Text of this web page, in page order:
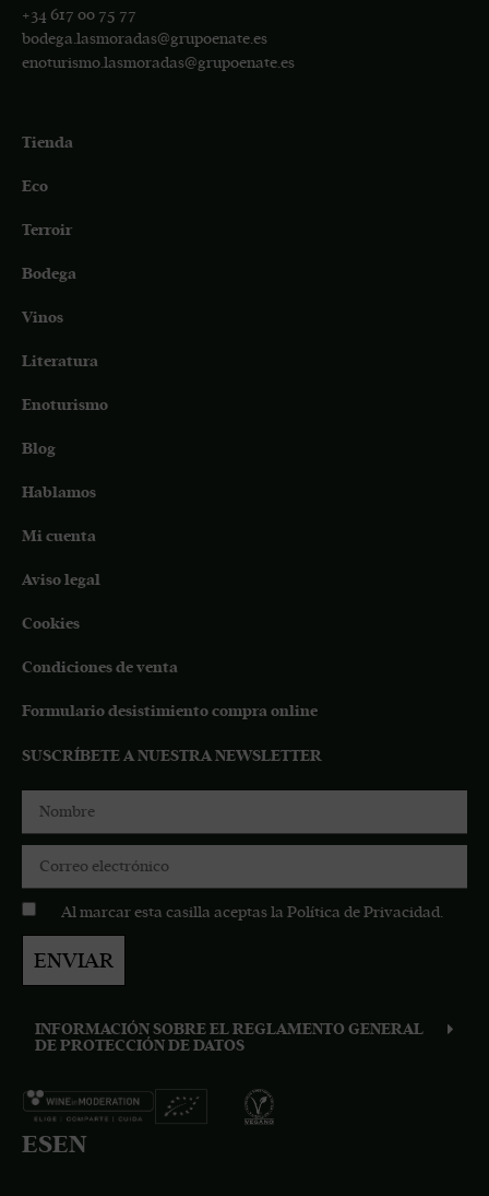
+34 617 00 75 77
bodega.lasmoradas@grupoenate.es
enoturismo.lasmoradas@grupoenate.es
Tienda
Eco
Terroir
Bodega
Vinos
Literatura
Enoturismo
Blog
Hablamos
Mi cuenta
Aviso legal
Cookies
Condiciones de venta
Formulario desistimiento compra online
SUSCRÍBETE A NUESTRA NEWSLETTER
Al marcar esta casilla aceptas la Política de Privacidad.
ENVIAR
INFORMACIÓN SOBRE EL REGLAMENTO GENERAL
DE PROTECCIÓN DE DATOS
ESEN